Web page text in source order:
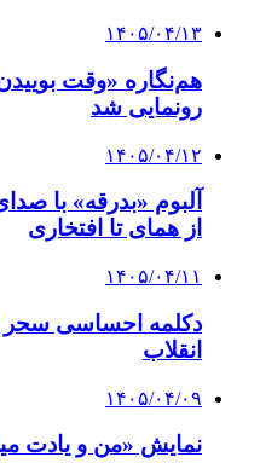
۱۴۰۵/۰۴/۱۳
هم‌نگاره «وقت
رونمایی شد
۱۴۰۵/۰۴/۱۲
از همای تا افتخاری
۱۴۰۵/۰۴/۱۱
دکلمه‌ احساسی سحر
انقلاب
۱۴۰۵/۰۴/۰۹
نمایش «من و یادت